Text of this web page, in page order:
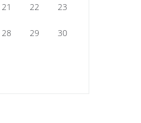
21 22 23
28 29 30